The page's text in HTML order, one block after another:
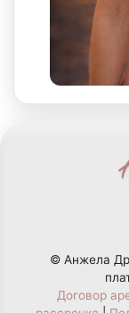
© Анжела
Договор